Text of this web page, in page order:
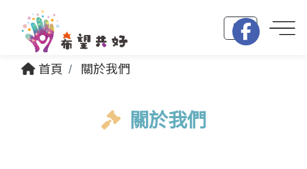
EN
首頁 關於我們
關於我們